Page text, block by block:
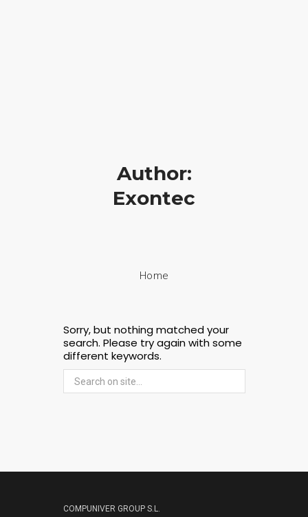
NUESTROS PRODUCTOSAuthor:
Exontec
Home
Sorry, but nothing matched your
search. Please try again with some
different keywords.
COMPUNIVER GROUP S.L.